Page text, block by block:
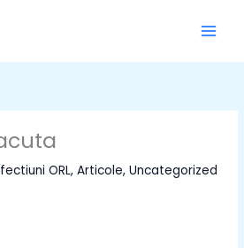
ORL,Articole,Uncategorized